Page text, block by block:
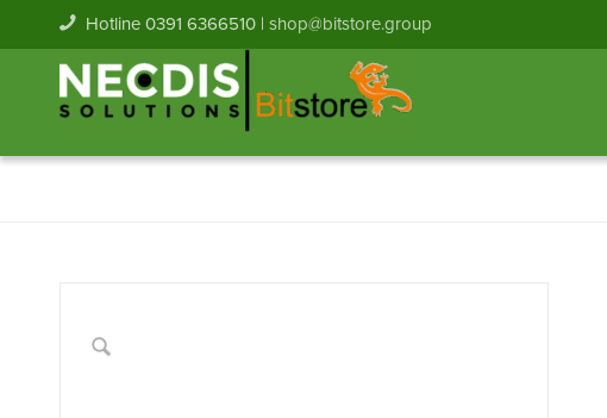
Hotline 0391 6366510 | shop@bitstore.group